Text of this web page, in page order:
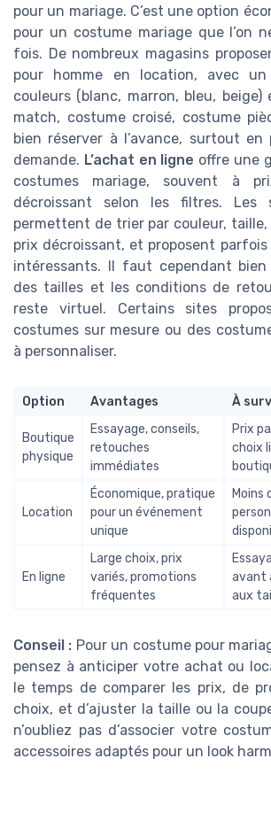
pour un mariage. C’est une option
pour un costume mariage que l’on
fois. De nombreux magasins
pour homme en location, avec
couleurs (blanc, marron, bleu,
match, costume croisé, costume
bien réserver à l’avance, surtout
demande. L’achat en ligne offre une
costumes mariage, souvent à
décroissant selon les filtres. Les
permettent de trier par couleur,
prix décroissant, et proposent parfois
intéressants. Il faut cependant
des tailles et les conditions de
reste virtuel. Certains sites
costumes sur mesure ou des
à personnaliser.
Option Avantages À
Boutique
physique
Essayage, conseils,
retouches
immédiates
Prix
choix
Location
Économique, pratique
pour un événement
unique
Moins
En ligne
Large choix, prix
variés, promotions
fréquentes
avant
aux
Conseil : Pour un costume pour
pensez à anticiper votre achat ou
le temps de comparer les prix, de
choix, et d’ajuster la taille ou la
n’oubliez pas d’associer votre
accessoires adaptés pour un look